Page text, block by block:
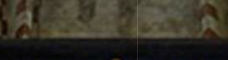
Salta
al
contenuto